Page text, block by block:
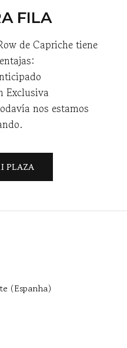
FILA
de Capriche tiene
Exclusiva
nos estamos
PLAZA
(Espanha)